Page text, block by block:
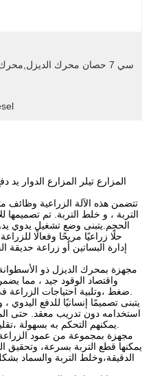
المزارع تيلر المزارع الدوار يد
تتضمن هذه الآلة الزراعية وظائف
التربة ، و خلط التربة. تم تصميمها
الحجم.يتبنى وضع تشغيل يدوي
حلًا زراعيًا مريحًا وفعالًا
إدارة البساتين أو زراعة
مجهزة بمحرك الديزل ذو الأسطوانة
واقتصاد الوقود جيد ، مما
يتبنى تصميمًا إنسانيًا للدفع
استخدامه دون تدريب معقد. حتى
مجهزة بمجموعة من عمود الزراعة
يمكنها قطع التربة بسرعة، وتحقيق
الدقيقة،وخلط التربة والسماد